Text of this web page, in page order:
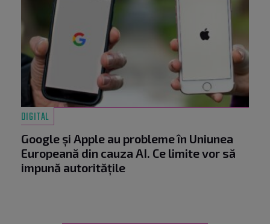
DIGITAL
Google și Apple au probleme în Uniunea
Europeană din cauza AI. Ce limite vor să
impună autoritățile